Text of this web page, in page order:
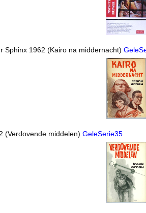
Sphinx 1962 (Kairo na middernacht)
(Verdovende middelen) GeleSerie35